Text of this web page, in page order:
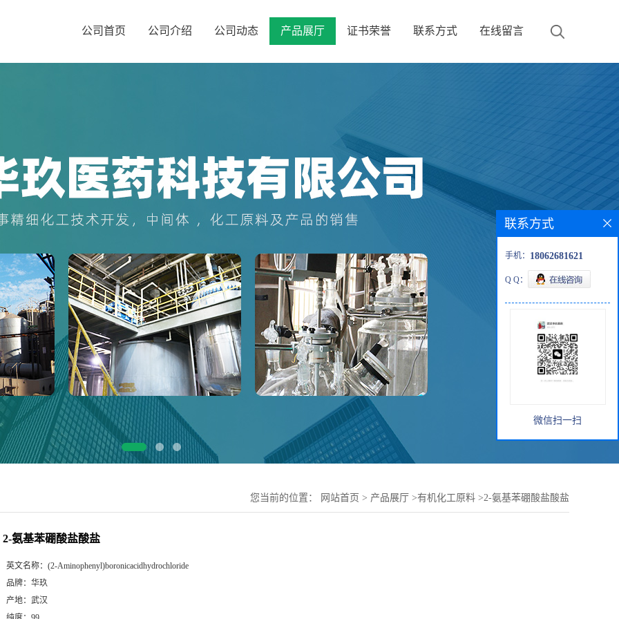
公司首页 公司介绍 公司动态 产品展厅 证书荣誉 联系方式 在线留言
您当前的位置： 网站首页 > 产品展厅 >有机化工原料 >2-氨基苯硼酸盐酸盐
2-氨基苯硼酸盐酸盐
英文名称： (2-Aminophenyl)boronicacidhydrochloride
品牌： 华玖
产地： 武汉
联系方式
手机： 18062681621
Q Q：
微信扫一扫